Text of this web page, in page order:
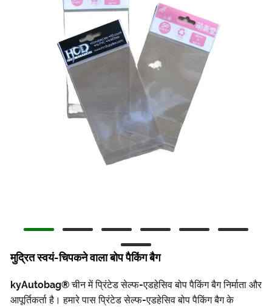
मुद्रित स्वयं-चिपकने वाला बोप पैकिंग बैग
kyAutobag® चीन में प्रिंटेड सेल्फ-एडहेसिव बोप पैकिंग बैग निर्माता और
आपूर्तिकर्ता है। हमारे पास प्रिंटेड सेल्फ-एडहेसिव बोप पैकिंग बैग के